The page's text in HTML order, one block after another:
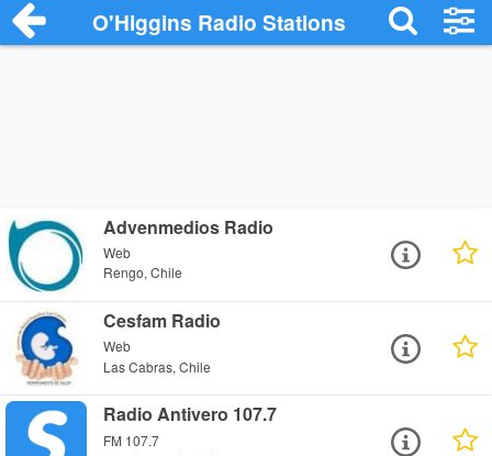
O'Higgins Radio Stations
Advenmedios Radio
Web
Rengo, Chile
Cesfam Radio
Web
Las Cabras, Chile
Radio Antivero 107.7
FM 107.7